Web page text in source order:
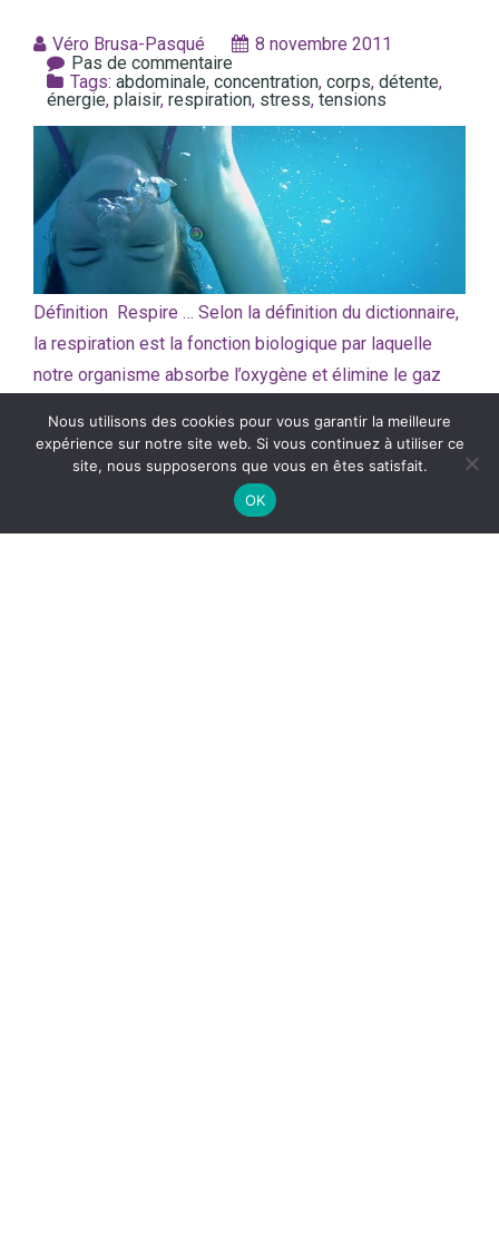
Véro Brusa-Pasqué
8 novembre 2011
Pas de commentaire
Tags: abdominale, concentration, corps, détente,
énergie, plaisir, respiration, stress, tensions
Définition Respire … Selon la définition du dictionnaire,
la respiration est la fonction biologique par laquelle
notre organisme absorbe l’oxygène et élimine le gaz
absorber et rejeter l’air destiné à entretenir la vie.
Respire … Oui c’est sûr si vous êtes fait comme moi et
que vous cessez de respirer pendant plus de cinq
minutes, vous êtes mort. Evidemment, nous en
Nous utilisons des cookies pour vous garantir la meilleure
expérience sur notre site web. Si vous continuez à utiliser ce
site, nous supposerons que vous en êtes satisfait.
OK